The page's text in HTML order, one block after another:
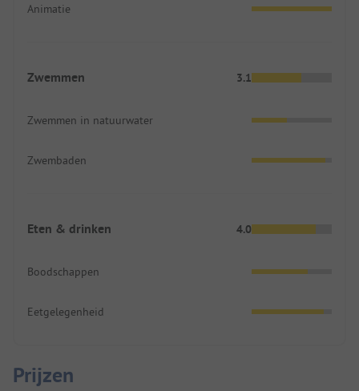
Animatie
Zwemmen 3.1
Zwemmen in natuurwater
Zwembaden
Eten & drinken 4.0
Boodschappen
Eetgelegenheid
Prijzen